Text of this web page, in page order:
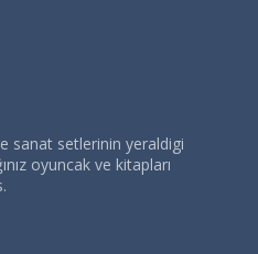
sanat setlerinin yeraldigi
oyuncak ve kitapları